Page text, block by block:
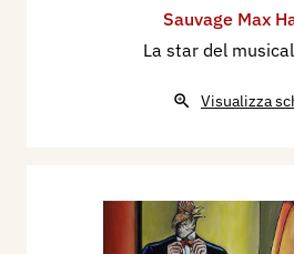
Sauvage Max
La star del musical
Visualizza